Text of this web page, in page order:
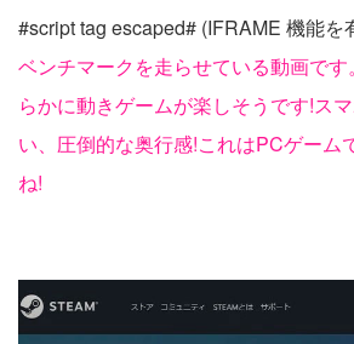
#script tag escaped# (IFRAME 機能を
ベンチマークを走らせている動画で
らかに動きゲームが楽しそうです!ス
い、圧倒的な奥行感!これはPCゲーム
ね!